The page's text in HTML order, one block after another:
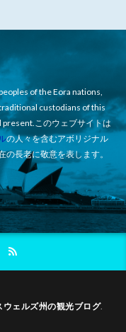
of the Eora nations,
custodians of this
present.このウェブサイトは
の人々を含むアボリジナル
長老に敬意を表します。
ェルズ州の観光ブログ.